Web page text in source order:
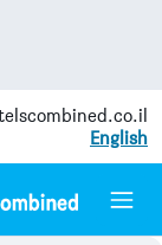
English